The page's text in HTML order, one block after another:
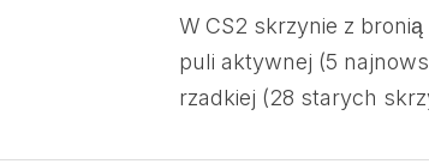
W CS2 skrzynie z
puli aktywnej (5
rzadkiej (28 starych